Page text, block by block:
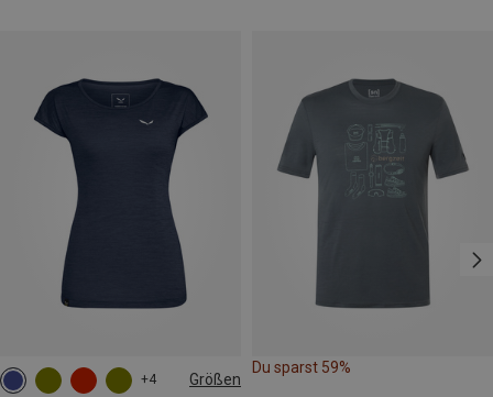
+4 Größen
M L XL XXL
Du sparst 59%